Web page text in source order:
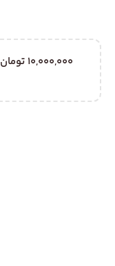
10,000,000 تومان